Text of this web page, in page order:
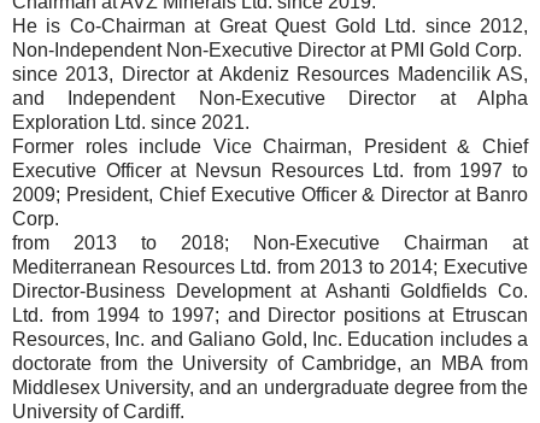
He is Co-Chairman at Great Quest Gold Ltd. since 2012,
Non-Independent Non-Executive Director at PMI Gold Corp.
since 2013, Director at Akdeniz Resources Madencilik AS,
and Independent Non-Executive Director at Alpha
Exploration Ltd. since 2021.
Former roles include Vice Chairman, President & Chief
Executive Officer at Nevsun Resources Ltd. from 1997 to
2009; President, Chief Executive Officer & Director at Banro
Corp.
from 2013 to 2018; Non-Executive Chairman at
Mediterranean Resources Ltd. from 2013 to 2014; Executive
Director-Business Development at Ashanti Goldfields Co.
Ltd. from 1994 to 1997; and Director positions at Etruscan
Resources, Inc. and Galiano Gold, Inc. Education includes a
doctorate from the University of Cambridge, an MBA from
Middlesex University, and an undergraduate degree from the
University of Cardiff.